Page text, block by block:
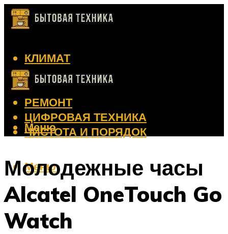
КЛИМАТ
КРАСОТА
КУХНЯ
РЕМОНТ
ЦИФРОВАЯ ТЕХНИКА
ЧИСТОТА И ПОРЯДОК
Меню
Меню
Молодежные часы
Alcatel OneTouch Go
Watch